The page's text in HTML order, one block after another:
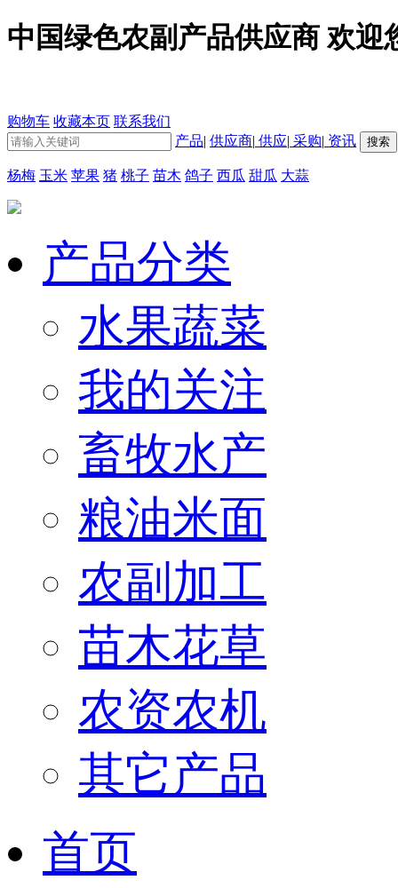
中国绿色农副产品供应商 欢迎
购物车 收藏本页 联系我们
产品| 供应商| 供应| 采购| 资讯
杨梅 玉米 苹果 猪 桃子 苗木 鸽子 西瓜 甜瓜 大蒜
产品分类
水果蔬菜
我的关注
畜牧水产
粮油米面
农副加工
苗木花草
农资农机
其它产品
首页